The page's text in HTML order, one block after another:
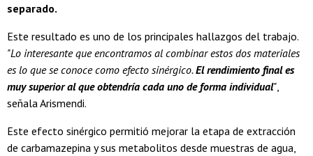
separado.
Este resultado es uno de los principales hallazgos del trabajo.
"Lo interesante que encontramos al combinar estos dos materiales
es lo que se conoce como efecto sinérgico.El rendimiento final es
muy superior al que obtendría cada uno de forma individual",
señala Arismendi.
Este efecto sinérgico permitió mejorar la etapa de extracción
de carbamazepina y sus metabolitos desde muestras de agua,